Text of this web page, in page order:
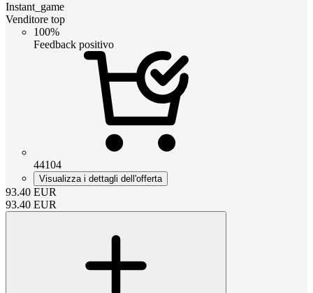
Instant_game
Venditore top
100%
Feedback positivo
44104
Visualizza i dettagli dell'offerta
93.40 EUR
93.40 EUR